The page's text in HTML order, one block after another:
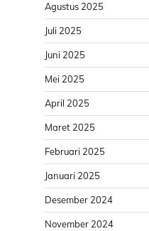
Agustus 2025
Juli 2025
Juni 2025
Mei 2025
April 2025
Maret 2025
Februari 2025
Januari 2025
Desember 2024
November 2024